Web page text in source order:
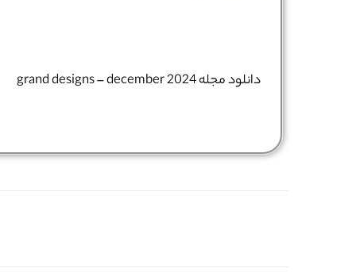
دانلود مجله grand designs – december 2024